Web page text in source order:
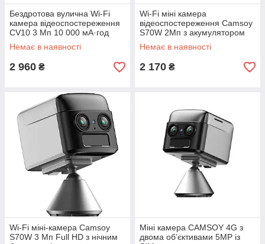
Бездротова вулична Wi-Fi
камера відеоспостереження
CV10 3 Мп 10 000 мА·год
Біла
Немає в наявності
2 960 ₴
Wi-Fi міні камера
відеоспостереження Camsoy
S70W 2Мп з акумулятором
5000 mAh нічним баченням і
датчиком руху
Немає в наявності
2 170 ₴
Wi-Fi міні-камера Camsoy
S70W 3 Мп Full HD з нічним
Міні камера CAMSOY 4G з
двома об’єктивами 5MP із